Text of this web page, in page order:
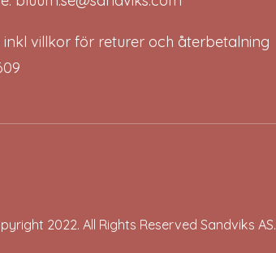
villkor för returer och återbetalning
2022. All Rights Reserved Sandviks AS.